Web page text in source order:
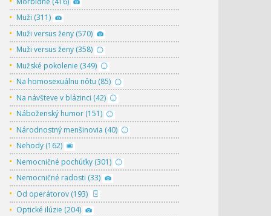
Muži (311)
Muži versus ženy (570)
Muži versus ženy (358)
Mužské pokolenie (349)
Na homosexuálnu nôtu (85)
Na návšteve v blázinci (42)
Náboženský humor (151)
Národnostný menšinovia (40)
Nehody (162)
Nemocničné pochúťky (301)
Nemocničné radosti (33)
Od operátorov (193)
Optické ilúzie (204)